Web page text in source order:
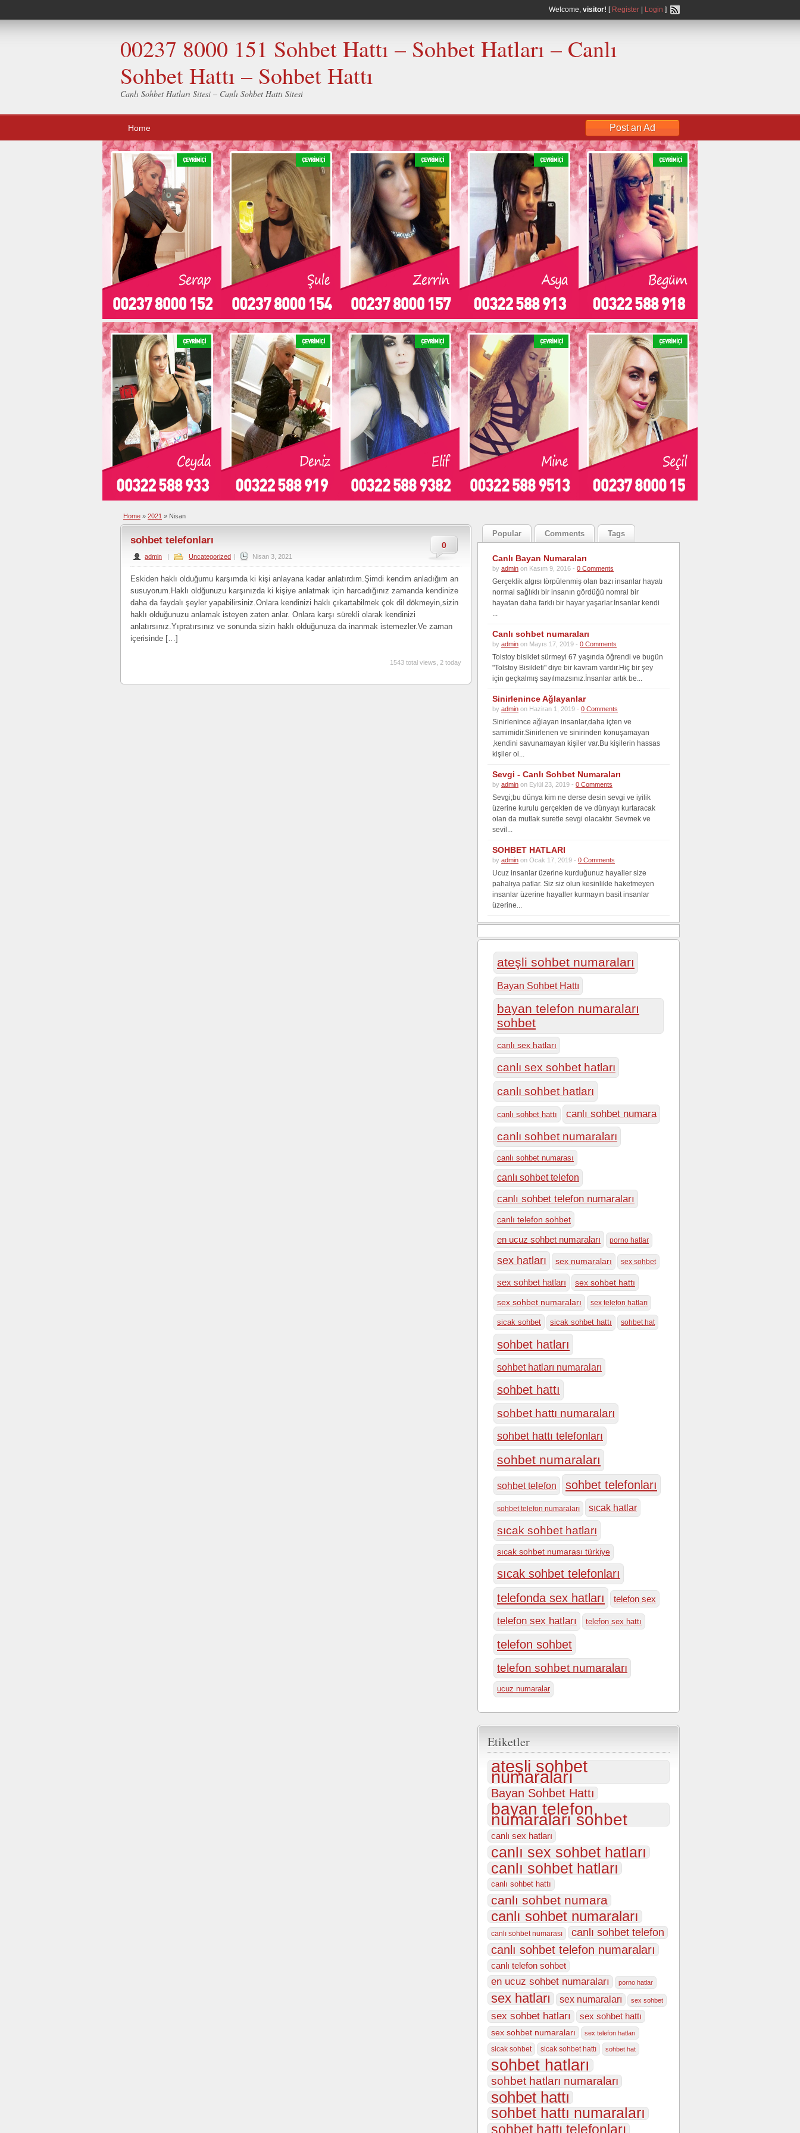
Welcome, visitor! [ Register Login ]
00237 8000 151 Sohbet Hattı – Sohbet Hatları – Canlı
Sohbet Hattı – Sohbet Hattı
Canlı Sohbet Hatları Sitesi – Canlı Sohbet Hattı Sitesi
Home Post an Ad
Home » 2021 » Nisan
0
sohbet telefonları
admin | Uncategorized | Nisan 3, 2021
Eskiden haklı olduğumu karşımda ki kişi anlayana kadar anlatırdım.Şimdi kendim anladığım an
susuyorum.Haklı oldğunuzu karşınızda ki kişiye anlatmak için harcadığınız zamanda kendinize
daha da faydalı şeyler yapabilirsiniz.Onlara kendinizi haklı çıkartabilmek çok dil dökmeyin,sizin
haklı olduğunuzu anlamak isteyen zaten anlar. Onlara karşı sürekli olarak kendinizi
anlatırsınız.Yıpratırsınız ve sonunda sizin haklı olduğunuza da inanmak istemezler.Ve zaman
içerisinde […]
1543 total views, 2 today
Popular Comments Tags
Canlı Bayan Numaraları
by admin on Kasım 9, 2016 - 0 Comments
Gerçeklik algısı törpülenmiş olan bazı insanlar hayatı
normal sağlıklı bir insanın gördüğü nomral bir
hayatan daha farklı bir hayar yaşarlar.İnsanlar kendi
...
Canlı sohbet numaraları
by admin on Mayıs 17, 2019 - 0 Comments
Tolstoy bisiklet sürmeyi 67 yaşında öğrendi ve bugün
"Tolstoy Bisikleti" diye bir kavram vardır.Hiç bir şey
için geçkalmış sayılmazsınız.İnsanlar artık be...
Sinirlenince Ağlayanlar
by admin on Haziran 1, 2019 - 0 Comments
Sinirlenince ağlayan insanlar,daha içten ve
samimidir.Sinirlenen ve sinirinden konuşamayan
,kendini savunamayan kişiler var.Bu kişilerin hassas
kişiler ol...
Sevgi - Canlı Sohbet Numaraları
by admin on Eylül 23, 2019 - 0 Comments
Sevgi;bu dünya kim ne derse desin sevgi ve iyilik
üzerine kurulu gerçekten de ve dünyayı kurtaracak
olan da mutlak suretle sevgi olacaktır. Sevmek ve
sevil...
SOHBET HATLARI
by admin on Ocak 17, 2019 - 0 Comments
Ucuz insanlar üzerine kurduğunuz hayaller size
pahalıya patlar. Siz siz olun kesinlikle haketmeyen
insanlar üzerine hayaller kurmayın basit insanlar
üzerine...
ateşli sohbet numaraları
Bayan Sohbet Hattı
bayan telefon numaraları
sohbet
canlı sex hatları
canlı sex sohbet hatları
canlı sohbet hatları
canlı sohbet hattı canlı sohbet numara
canlı sohbet numaraları
canlı sohbet numarası
canlı sohbet telefon
canlı sohbet telefon numaraları
canlı telefon sohbet
en ucuz sohbet numaraları porno hatlar
sex hatları sex numaraları sex sohbet
sex sohbet hatları sex sohbet hattı
sex sohbet numaraları sex telefon hatları
sicak sohbet sicak sohbet hattı sohbet hat
sohbet hatları
sohbet hatları numaraları
sohbet hattı
sohbet hattı numaraları
sohbet hattı telefonları
sohbet numaraları
sohbet telefon sohbet telefonları
sohbet telefon numaraları sıcak hatlar
sıcak sohbet hatları
sıcak sohbet numarası türkiye
sıcak sohbet telefonları
telefonda sex hatları
telefon sex
telefon sex hatları telefon sex hattı
telefon sohbet
telefon sohbet numaraları
ucuz numaralar
Etiketler
ateşli sohbet
numaraları
Bayan Sohbet Hattı
bayan telefon
numaraları sohbet
canlı sex hatları
canlı sex sohbet hatları
canlı sohbet hatları
canlı sohbet hattı
canlı sohbet numara
canlı sohbet numaraları
canlı sohbet numarası canlı sohbet telefon
canlı sohbet telefon numaraları
canlı telefon sohbet
en ucuz sohbet numaraları porno hatlar
sex hatları sex numaraları sex sohbet
sex sohbet hatları
sex sohbet hattı
sex sohbet numaraları
sex telefon hatları
sicak sohbet sicak sohbet hattı sohbet hat
sohbet hatları
sohbet hatları numaraları
sohbet hattı
sohbet hattı numaraları
sohbet hattı telefonları